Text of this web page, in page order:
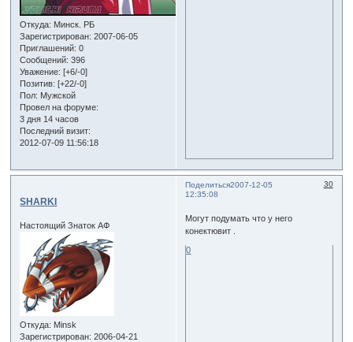
Откуда: Минск. РБ
Зарегистрирован: 2007-06-05
Приглашений: 0
Сообщений: 396
Уважение: [+6/-0]
Позитив: [+22/-0]
Пол: Мужской
Провел на форуме:
3 дня 14 часов
Последний визит:
2012-07-09 11:56:18
Поделиться 30
2007-12-05
12:35:08
SHARKI
Настоящий Знаток АФ
Откуда: Minsk
Зарегистрирован: 2006-04-21
Могут подумать что у него
конектювит .
0